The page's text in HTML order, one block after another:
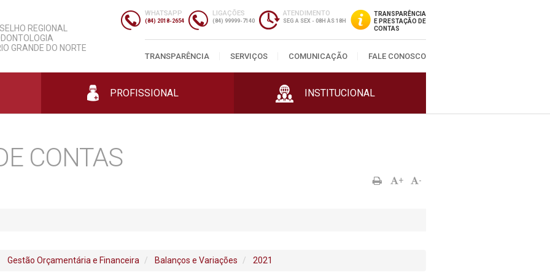
REGIONAL
GRANDE DO NORTE
WHATSAPP
(84) 2018-2654
LIGAÇÕES
(84) 99999-7140
ATENDIMENTO
SEG A SEX - 08H ÀS 18H
TRANSPARÊNCIA
E PRESTAÇÃO DE
CONTAS
TRANSPARÊNCIA SERVIÇOS COMUNICAÇÃO FALE CONOSCO
PROFISSIONAL INSTITUCIONAL
Profissionais
Entidades
Parcerias
Classificados
Contratos
Licitações
Prestação de Contas
Editais e Portarias
CONTAS
+ -
Gestão Orçamentária e Financeira Balanços e Variações 2021